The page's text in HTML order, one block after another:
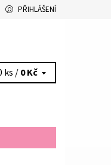
PŘIHLÁŠENÍ
ks /0 Kč